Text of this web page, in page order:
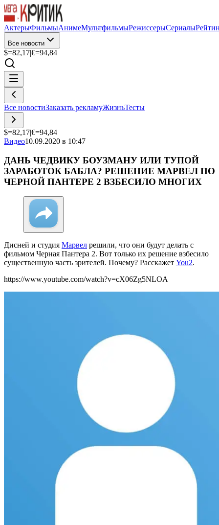
АктерыФильмыАнимеМультфильмыРежиссерыСериалы
Все новости
$=82,17|€=94,84
Все новостиЗаказать рекламуЖизньТесты
$=82,17|€=94,84
Видео10.09.2020 в 10:47
ДАНЬ ЧЕДВИКУ БОУЗМАНУ ИЛИ ТУПОЙ
ЗАРАБОТОК БАБЛА? РЕШЕНИЕ МАРВЕЛ ПО
ЧЕРНОЙ ПАНТЕРЕ 2 ВЗБЕСИЛО МНОГИХ
Дисней и студия Марвел решили, что они будут делать с
фильмом Черная Пантера 2. Вот только их решение взбесило
существенную часть зрителей. Почему? Расскажет You2.
https://www.youtube.com/watch?v=cX06Zg5NLOA